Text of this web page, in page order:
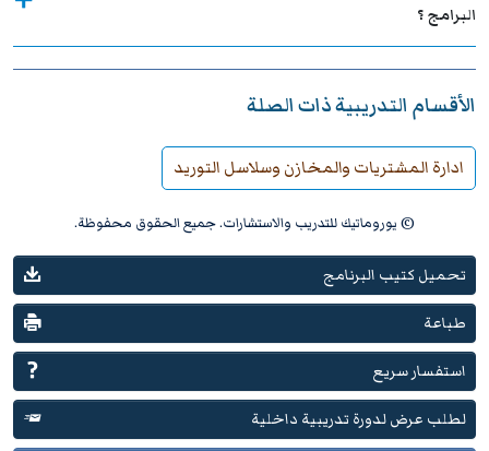
البرامج ؟
الأقسام التدريبية ذات الصلة
ادارة المشتريات والمخازن وسلاسل التوريد
© يوروماتيك للتدريب والاستشارات. جميع الحقوق محفوظة.
تحميل كتيب البرنامج
طباعة
استفسار سريع
لطلب عرض لدورة تدريبية داخلية